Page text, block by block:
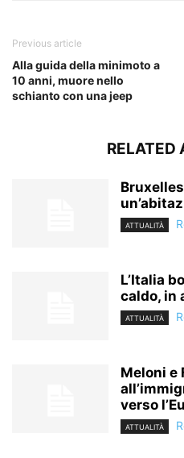
Previous article
Alla guida della minimoto a
10 anni, muore nello
schianto con una jeep
RELATED
ATTUALITÀ
L’Italia
caldo, in
ATTUALITÀ
Meloni e
verso
ATTUALITÀ